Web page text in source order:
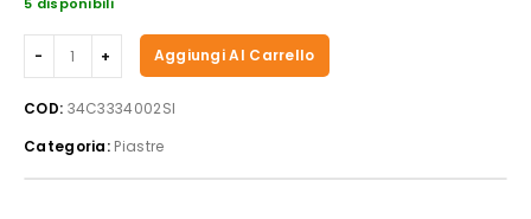
Piastre
Sirman,
modello
Vc
quantità
Aggiungi Al Carrello
COD: 34C3334002SI
Categoria: Piastre